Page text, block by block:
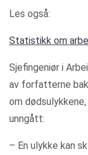
Les også:
Statistikk om
Sjefingeniør i
av forfatterne
om
unngått:
– En ulykke kan